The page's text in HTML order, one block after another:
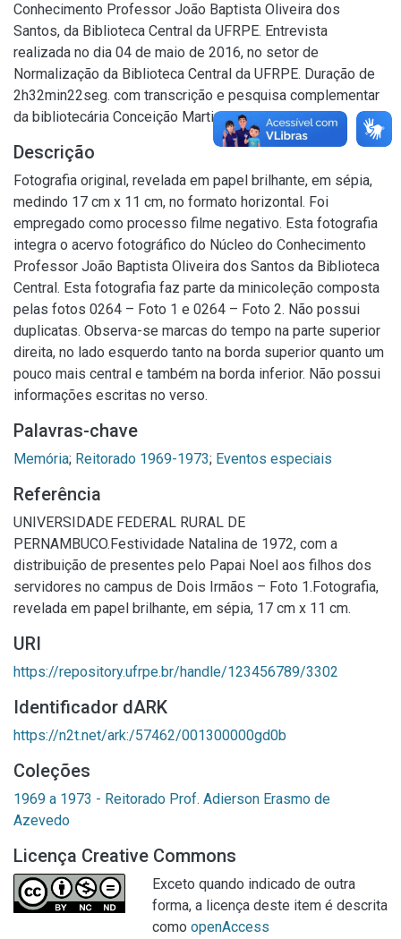
Conhecimento Professor João Baptista Oliveira dos
Santos, da Biblioteca Central da UFRPE. Entrevista
realizada no dia 04 de maio de 2016, no setor de
Normalização da Biblioteca Central da UFRPE. Duração de
2h32min22seg. com transcrição e pesquisa complementar
da bibliotecária Conceição Martins.
Descrição
Fotografia original, revelada em papel brilhante, em sépia,
medindo 17 cm x 11 cm, no formato horizontal. Foi
empregado como processo filme negativo. Esta fotografia
integra o acervo fotográfico do Núcleo do Conhecimento
Professor João Baptista Oliveira dos Santos da Biblioteca
Central. Esta fotografia faz parte da minicoleção composta
pelas fotos 0264 – Foto 1 e 0264 – Foto 2. Não possui
duplicatas. Observa-se marcas do tempo na parte superior
direita, no lado esquerdo tanto na borda superior quanto um
pouco mais central e também na borda inferior. Não possui
informações escritas no verso.
Palavras-chave
Memória; Reitorado 1969-1973; Eventos especiais
Referência
UNIVERSIDADE FEDERAL RURAL DE
PERNAMBUCO.Festividade Natalina de 1972, com a
distribuição de presentes pelo Papai Noel aos filhos dos
servidores no campus de Dois Irmãos – Foto 1.Fotografia,
revelada em papel brilhante, em sépia, 17 cm x 11 cm.
URI
https://repository.ufrpe.br/handle/123456789/3302
Identificador dARK
https://n2t.net/ark:/57462/001300000gd0b
Coleções
1969 a 1973 - Reitorado Prof. Adierson Erasmo de
Azevedo
Licença Creative Commons
Exceto quando indicado de outra
forma, a licença deste item é descrita
como openAccess